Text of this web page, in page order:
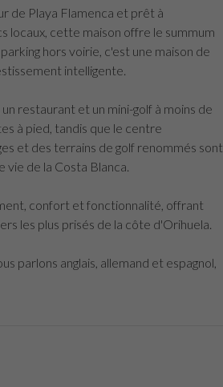
de Playa Flamenca et prêt à
locaux, cette maison offre le summum
hors voirie, c'est une maison de
intelligente.
restaurant et un mini-golf à moins de
à pied, tandis que le centre
et des terrains de golf renommés sont
vie de la Costa Blanca.
confort et fonctionnalité, offrant
les plus prisés de la côte d'Orihuela.
parlons anglais, allemand et espagnol,